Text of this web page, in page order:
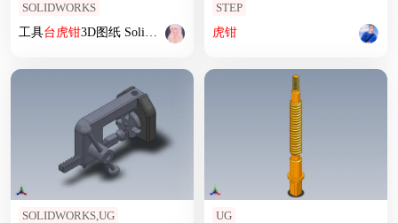
SOLIDWORKS
工具台虎钳3D图纸 Solidworks设计
STEP
虎钳
SOLIDWORKS,UG UG